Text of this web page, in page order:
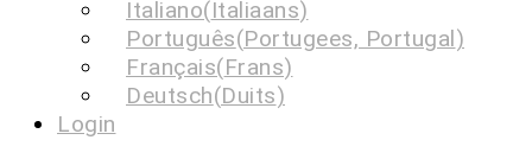
Italiano(Italiaans)
Português(Portugees, Portugal)
Français(Frans)
Deutsch(Duits)
Login